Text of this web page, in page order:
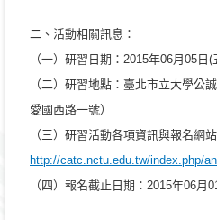
二、活動相關訊息：
（一）研習日期：2015年06月05日(
（二）研習地點：臺北市立大學公
愛國西路一號）
（三）研習活動各項資訊與報名網站
http://catc.nctu.edu.tw/index.php/
（四）報名截止日期：2015年06月